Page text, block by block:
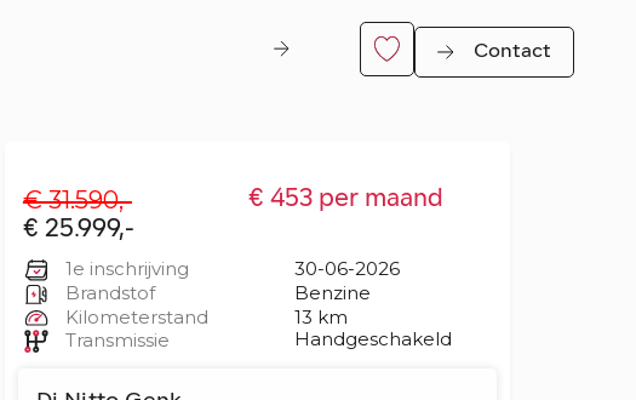
Contact
€ 31.590,-
€ 25.999,-
€ 453 per maand
1e inschrijving
30-06-2026
Brandstof
Benzine
Kilometerstand
13 km
Transmissie
Handgeschakeld